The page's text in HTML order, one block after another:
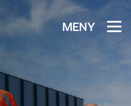
MENY